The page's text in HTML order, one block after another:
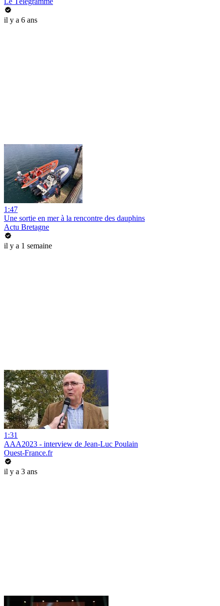
il y a 6 ans
1:47
Une sortie en mer à la rencontre des dauphins
Actu Bretagne
il y a 1 semaine
1:31
AAA2023 - interview de Jean-Luc Poulain
Ouest-France.fr
il y a 3 ans